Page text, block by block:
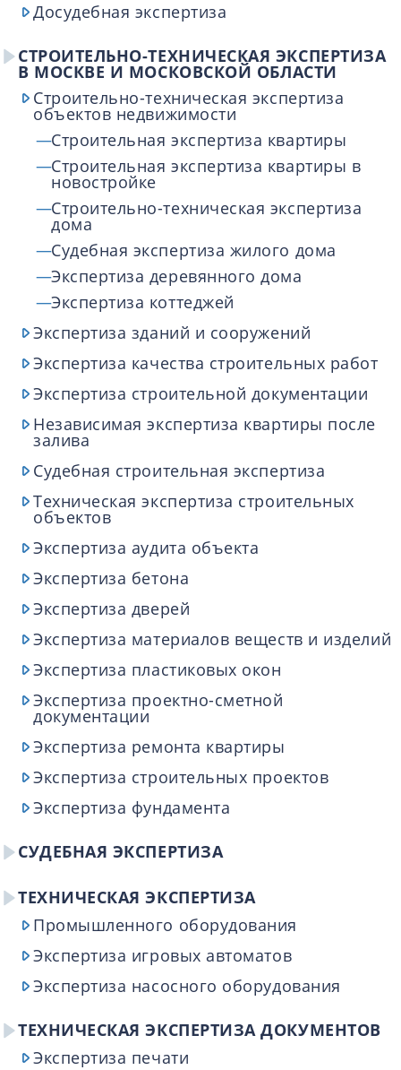
Досудебная экспертиза
СТРОИТЕЛЬНО-ТЕХНИЧЕСКАЯ ЭКСПЕРТИЗА
В МОСКВЕ И МОСКОВСКОЙ ОБЛАСТИ
Строительно-техническая экспертиза
объектов недвижимости
Строительная экспертиза квартиры
Строительная экспертиза квартиры в
новостройке
Строительно-техническая экспертиза
дома
Судебная экспертиза жилого дома
Экспертиза деревянного дома
Экспертиза коттеджей
Экспертиза зданий и сооружений
Экспертиза качества строительных работ
Экспертиза строительной документации
Независимая экспертиза квартиры после
залива
Судебная строительная экспертиза
Техническая экспертиза строительных
объектов
Экспертиза аудита объекта
Экспертиза бетона
Экспертиза дверей
Экспертиза материалов веществ и изделий
Экспертиза пластиковых окон
Экспертиза проектно-сметной
документации
Экспертиза ремонта квартиры
Экспертиза строительных проектов
Экспертиза фундамента
СУДЕБНАЯ ЭКСПЕРТИЗА
ТЕХНИЧЕСКАЯ ЭКСПЕРТИЗА
Промышленного оборудования
Экспертиза игровых автоматов
Экспертиза насосного оборудования
ТЕХНИЧЕСКАЯ ЭКСПЕРТИЗА ДОКУМЕНТОВ
Экспертиза печати